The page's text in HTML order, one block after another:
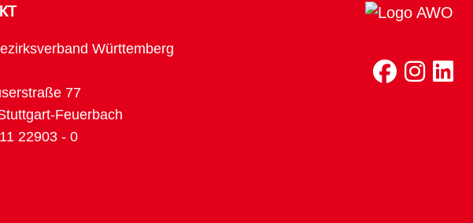
Württemberg
77
Feuerbach
22903 - 0